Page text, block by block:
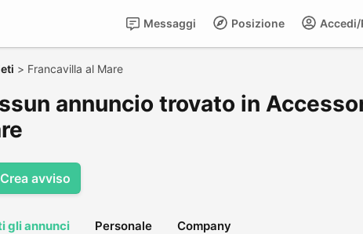
Posizione
Messaggi
> Francavilla al Mare
annuncio trovato in
Crea avviso
gli annunci Personale Company